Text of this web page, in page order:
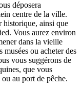
déposera
centre de la ville.
historique, ainsi que
Vous aurez environ
dans la vieille
ou acheter des
vous suggérons de
que vous
au port de pêche.